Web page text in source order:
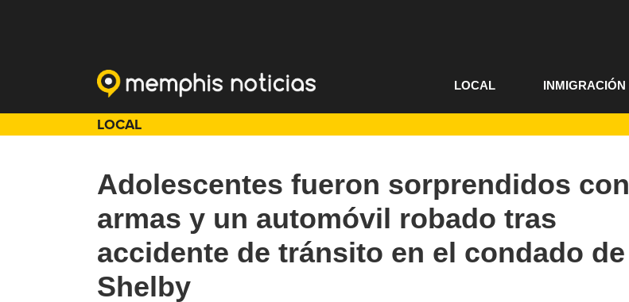
LOCAL INMIGRACIÓN
LOCAL
Adolescentes fueron sorprendidos con
armas y un automóvil robado tras
accidente de tránsito en el condado de
Shelby